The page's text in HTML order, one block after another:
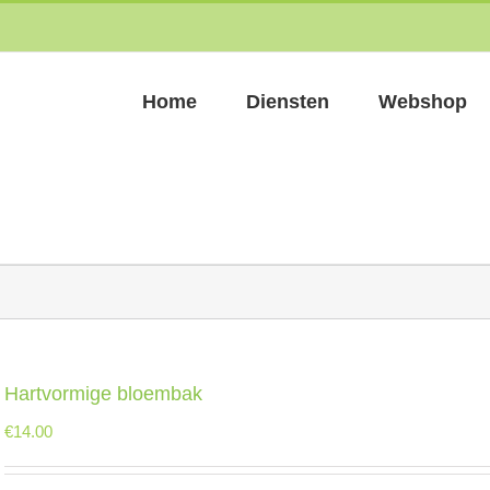
Home Diensten Webshop
Hartvormige bloembak
€14.00